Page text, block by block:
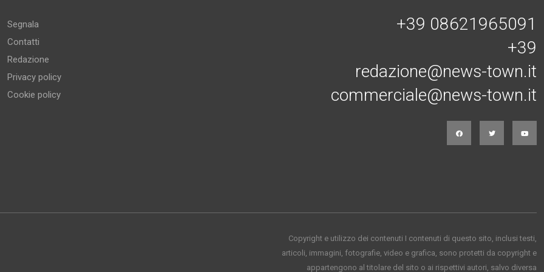
Segnala
Contatti
Redazione
Privacy policy
Cookie policy
+39 08621965091
+39
redazione@news-town.it
commerciale@news-town.it
Copyright e utilizzo dei contenuti I contenuti di questo sito, inclusi testi,
articoli, immagini, fotografie, video e grafica, sono protetti da copyright e
appartengono al titolare del sito o ai rispettivi autori, salvo diversa